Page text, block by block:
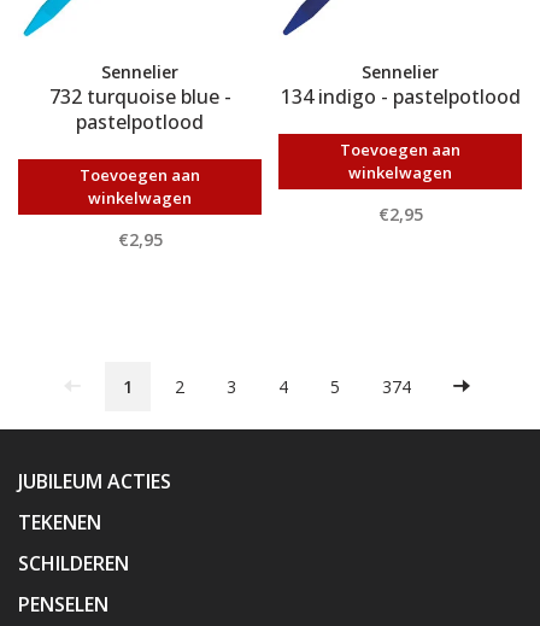
Sennelier
732 turquoise blue -
pastelpotlood
Toevoegen aan
winkelwagen
€2,95
Sennelier
134 indigo - pastelpotlood
Toevoegen aan
winkelwagen
€2,95
1 2 3 4 5 374
JUBILEUM ACTIES
TEKENEN
SCHILDEREN
PENSELEN